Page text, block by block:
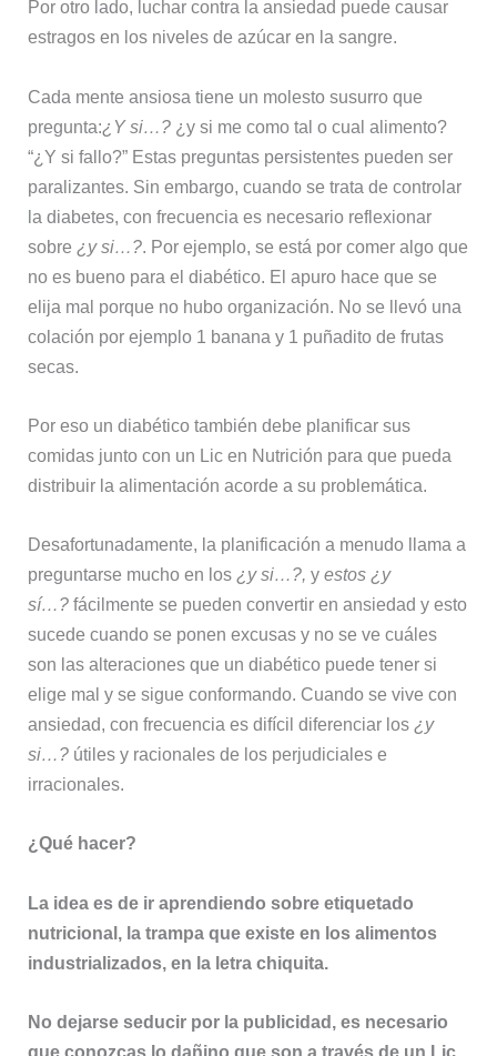
Por otro lado, luchar contra la ansiedad puede causar
estragos en los niveles de azúcar en la sangre.
Cada mente ansiosa tiene un molesto susurro que
pregunta:¿Y si…? ¿y si me como tal o cual alimento?
“¿Y si fallo?” Estas preguntas persistentes pueden ser
paralizantes. Sin embargo, cuando se trata de controlar
la diabetes, con frecuencia es necesario reflexionar
sobre ¿y si…?. Por ejemplo, se está por comer algo que
no es bueno para el diabético. El apuro hace que se
elija mal porque no hubo organización. No se llevó una
colación por ejemplo 1 banana y 1 puñadito de frutas
secas.
Por eso un diabético también debe planificar sus
comidas junto con un Lic en Nutrición para que pueda
distribuir la alimentación acorde a su problemática.
Desafortunadamente, la planificación a menudo llama a
preguntarse mucho en los ¿y si…?, yestos ¿y
sí…? fácilmente se pueden convertir en ansiedad y esto
sucede cuando se ponen excusas y no se ve cuáles
son las alteraciones que un diabético puede tener si
elige mal y se sigue conformando. Cuando se vive con
ansiedad, con frecuencia es difícil diferenciar los ¿y
si…? útiles y racionales de los perjudiciales e
irracionales.
¿Qué hacer?
La idea es de ir aprendiendo sobre etiquetado
nutricional, la trampa que existe en los alimentos
industrializados, en la letra chiquita.
No dejarse seducir por la publicidad, es necesario
que conozcas lo dañino que son a través de un Lic